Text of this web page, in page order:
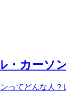
・カーソ